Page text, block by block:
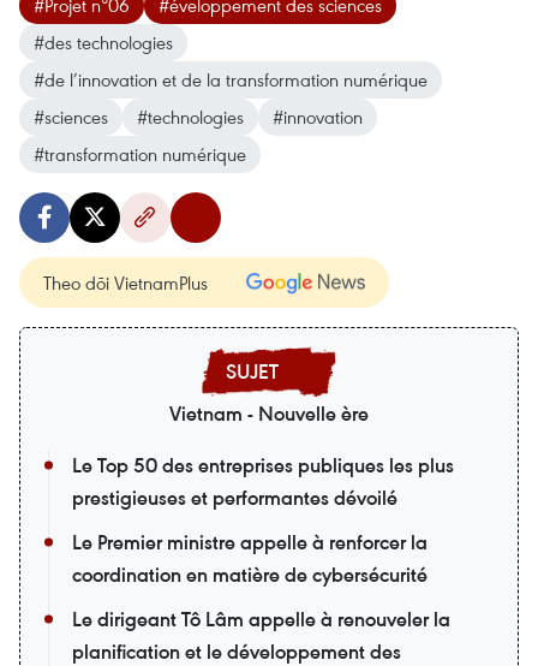
#des technologies
#de l’innovation et de la transformation numérique
#sciences
#technologies
#innovation
#transformation numérique
Theo dõi VietnamPlus
Vietnam - Nouvelle ère
Le Top 50 des entreprises publiques les plus
prestigieuses et performantes dévoilé
Le Premier ministre appelle à renforcer la
coordination en matière de cybersécurité
Le dirigeant Tô Lâm appelle à renouveler la
planification et le développement des